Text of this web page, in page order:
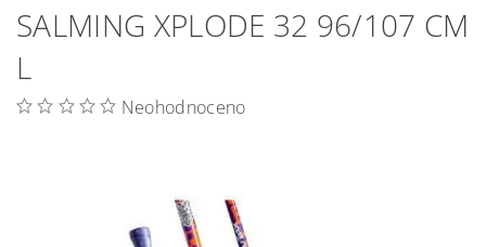
SALMING XPLODE 32 96/107 CM
L
Neohodnoceno